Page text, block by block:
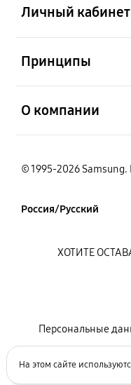
Личный кабинет
Принципы
О компании
© 1995-2026
Россия/Русский
Персональные
ХОТИТЕ
На этом сайте